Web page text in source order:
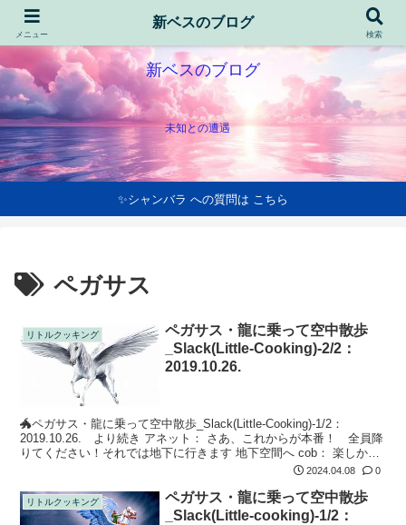
新ベスのブログ
未知との遭遇
✨シャンバラ への質問は こちら
ペガサス
リトルクッキング
ペガサス・龍に乗って空中散歩
_Slack(Little-Cooking)-2/2：
2019.10.26.
🐲ペガサス・龍に乗って空中散歩_Slack(Little-Cooking)-1/2：
2019.10.26. より続き アネット： さあ、これからが本番！ 全員降
りてください！それでは地下に行きます 地下空間へ cob： 楽しかっ
2024.04.08 0
リトルクッキング
ペガサス・龍に乗って空中散歩
_Slack(Little-cooking)-1/2：
メニュー
新ベスのブログ
検索